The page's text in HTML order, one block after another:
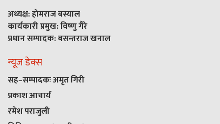
अध्यक्ष: होमराज बस्याल
कार्यकारी प्रमुख: विष्णु गैरे
प्रधान सम्पादक: बसन्तराज खनाल
न्यूज डेक्स
सह–सम्पादकः अमृत गिरी
प्रकाश आचार्य
रमेश पराजुली